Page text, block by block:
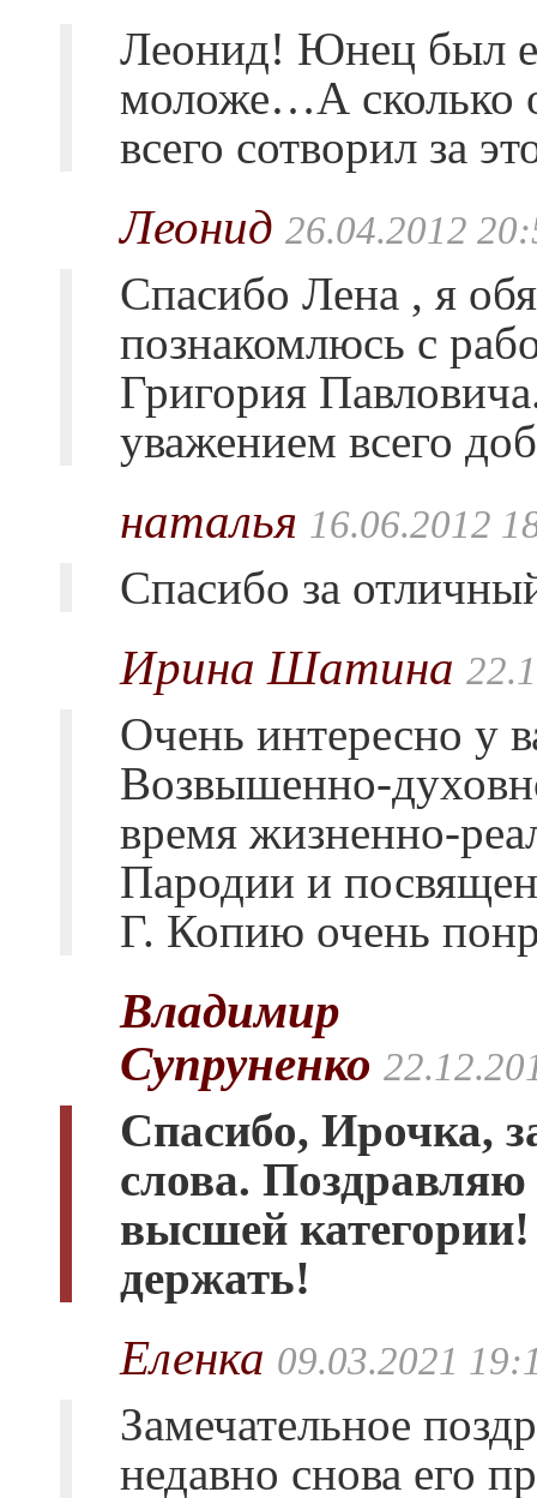
Леонид! Юнец был
моложе…А сколько
всего сотворил за
Леонид 26.04.2012
Спасибо Лена , я
познакомлюсь с
Григория
уважением всего
наталья 16.06.2012
Спасибо за
Ирина Шатина
Очень интересно у
Возвышенно-
время жизненно-
Пародии и
Г. Копию очень
Владимир
Супруненко
Спасибо, Ирочка,
слова.
высшей
держать!
Еленка 09.03.2021
Замечательное
недавно снова его